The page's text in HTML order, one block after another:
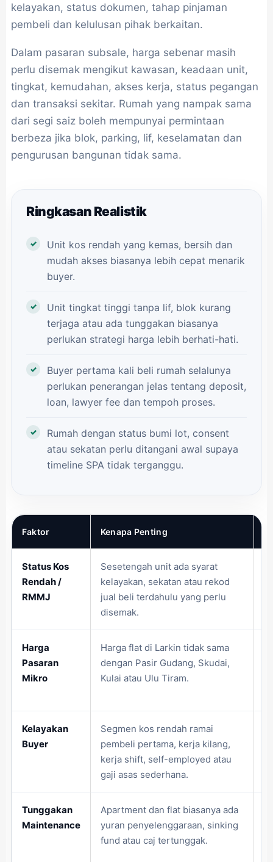
kelayakan, status dokumen, tahap pinjaman
pembeli dan kelulusan pihak berkaitan.
Dalam pasaran subsale, harga sebenar masih
perlu disemak mengikut kawasan, keadaan unit,
tingkat, kemudahan, akses kerja, status pegangan
dan transaksi sekitar. Rumah yang nampak sama
dari segi saiz boleh mempunyai permintaan
berbeza jika blok, parking, lif, keselamatan dan
pengurusan bangunan tidak sama.
Ringkasan Realistik
Unit kos rendah yang kemas, bersih dan
mudah akses biasanya lebih cepat menarik
buyer.
Unit tingkat tinggi tanpa lif, blok kurang
terjaga atau ada tunggakan biasanya
perlukan strategi harga lebih berhati-hati.
Buyer pertama kali beli rumah selalunya
perlukan penerangan jelas tentang deposit,
loan, lawyer fee dan tempoh proses.
Rumah dengan status bumi lot, consent
atau sekatan perlu ditangani awal supaya
timeline SPA tidak terganggu.
Faktor Kenapa Penting
Status Kos
Rendah /
RMMJ
Sesetengah unit ada syarat
kelayakan, sekatan atau rekod
jual beli terdahulu yang perlu
disemak.
Harga
Pasaran
Mikro
Harga flat di Larkin tidak sama
dengan Pasir Gudang, Skudai,
Kulai atau Ulu Tiram.
Kelayakan
Buyer
Segmen kos rendah ramai
pembeli pertama, kerja kilang,
kerja shift, self-employed atau
gaji asas sederhana.
Tunggakan
Maintenance
Apartment dan flat biasanya ada
yuran penyelenggaraan, sinking
fund atau caj tertunggak.